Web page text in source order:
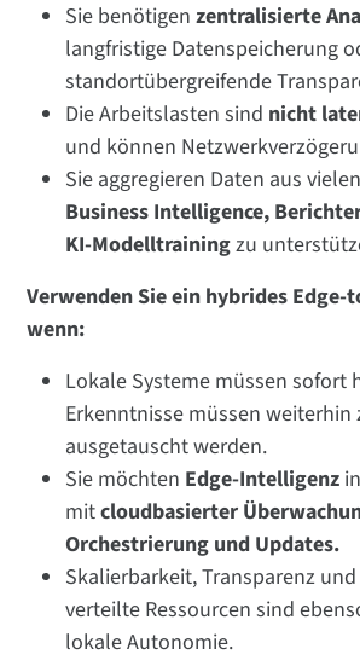
Sie benötigenzentralisierte
langfristige Datenspeicherung
standortübergreifende
Die Arbeitslasten sind nicht
und können
Sie aggregieren Daten aus
Business Intelligence,
KI-Modelltrainingzu
Verwenden Sie ein hybrides
wenn:
Lokale Systeme müssen sofort
Erkenntnisse müssen weiterhin
ausgetauscht werden.
Sie möchten Edge-Intelligenz
mitcloudbasierter
Orchestrierung und Updates.
Skalierbarkeit, Transparenz
verteilte Ressourcen sind
lokale Autonomie.